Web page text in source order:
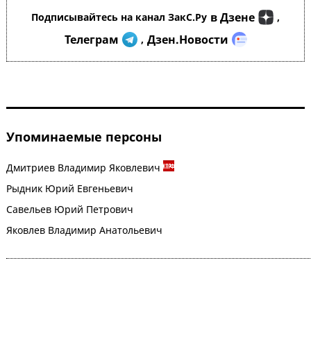
Подписывайтесь на канал ЗакС.Ру в Дзене ,
Телеграм , Дзен.Новости
Упоминаемые персоны
Дмитриев Владимир Яковлевич
Рыдник Юрий Евгеньевич
Савельев Юрий Петрович
Яковлев Владимир Анатольевич